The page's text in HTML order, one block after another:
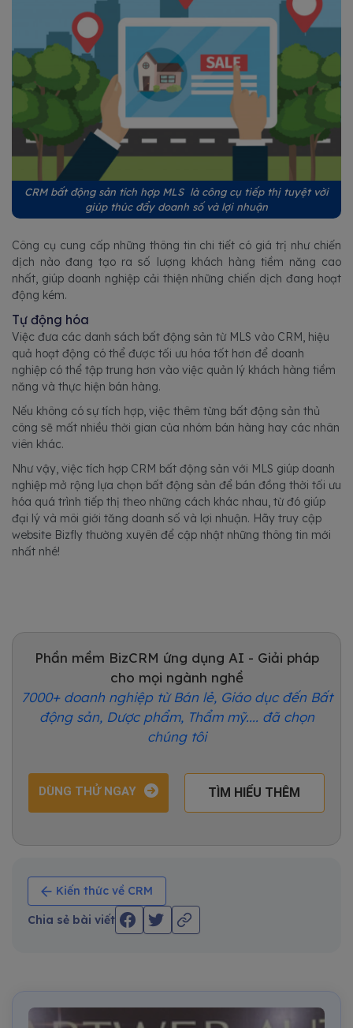
CRM bất động sản tích hợp MLS là công cụ tiếp thị tuyệt vời
giúp thúc đẩy doanh số và lợi nhuận
Công cụ cung cấp những thông tin chi tiết có giá trị như chiến
dịch nào đang tạo ra số lượng khách hàng tiềm năng cao
nhất, giúp doanh nghiệp cải thiện những chiến dịch đang hoạt
động kém.
Tự động hóa
Việc đưa các danh sách bất động sản từ MLS vào CRM, hiệu
quả hoạt động có thể được tối ưu hóa tốt hơn để doanh
nghiệp có thể tập trung hơn vào việc quản lý khách hàng tiềm
năng và thực hiện bán hàng.
Nếu không có sự tích hợp, việc thêm từng bất động sản thủ
công sẽ mất nhiều thời gian của nhóm bán hàng hay các nhân
viên khác.
Như vậy, việc tích hợp CRM bất động sản với MLS giúp doanh
nghiệp mở rộng lựa chọn bất động sản để bán đồng thời tối ưu
hóa quá trình tiếp thị theo những cách khác nhau, từ đó giúp
đại lý và môi giới tăng doanh số và lợi nhuận. Hãy truy cập
website Bizfly thường xuyên để cập nhật những thông tin mới
nhất nhé!
Phần mềm BizCRM ứng dụng AI - Giải pháp
cho mọi ngành nghề
7000+ doanh nghiệp từ Bán lẻ, Giáo dục đến Bất
động sản, Dược phẩm, Thẩm mỹ.... đã chọn
chúng tôi
DÙNG THỬ NGAY TÌM HIỂU THÊM
Kiến thức về CRM
Chia sẻ bài viết